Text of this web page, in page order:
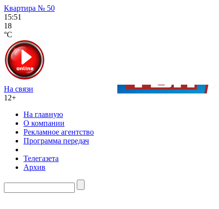
Квартира № 50
15:51
18
°C
На связи
12+
На главную
О компании
Рекламное агентство
Программа передач
Телегазета
Архив